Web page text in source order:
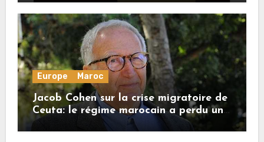
Europe Maroc
Jacob Cohen sur la crise migratoire de
Ceuta: le régime marocain a perdu une
bonne part de sa crédibilité vis-à-vis
de l’Union européenne